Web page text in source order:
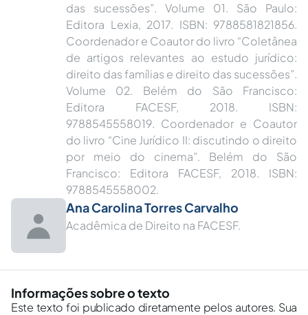
das sucessões”. Volume 01. São Paulo:
Editora Lexia, 2017. ISBN: 9788581821856.
Coordenador e Coautor do livro “Coletânea
de artigos relevantes ao estudo jurídico:
direito das famílias e direito das sucessões”.
Volume 02. Belém do São Francisco:
Editora FACESF, 2018. ISBN:
9788545558019. Coordenador e Coautor
do livro “Cine Jurídico II: discutindo o direito
por meio do cinema”. Belém do São
Francisco: Editora FACESF, 2018. ISBN:
9788545558002.
Ana Carolina Torres Carvalho
Acadêmica de Direito na FACESF.
Informações sobre o texto
Este texto foi publicado diretamente pelos autores. Sua